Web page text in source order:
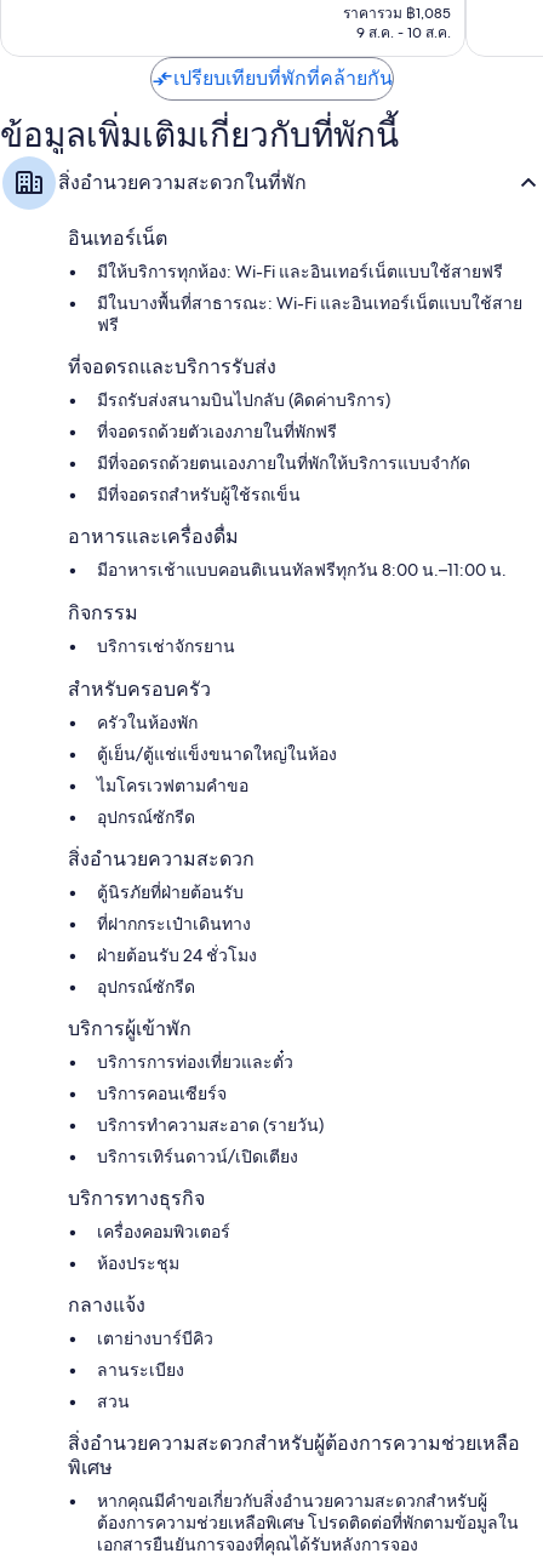
รีวิว
ปัจจุบัน
คือ
ราคารวม ฿1,085
9 ส.ค. - 10 ส.ค.
รีวิว
เปรียบเทียบที่พักที่คล้ายกัน
ข้อมูลเพิ่มเติมเกี่ยวกับที่พักนี้
สิ่งอำนวยความสะดวกในที่พัก
อินเทอร์เน็ต
มีให้บริการทุกห้อง: Wi-Fi และอินเทอร์เน็ตแบบใช้สายฟรี
มีในบางพื้นที่สาธารณะ: Wi-Fi และอินเทอร์เน็ตแบบใช้สาย
ฟรี
ที่จอดรถและบริการรับส่ง
มีรถรับส่งสนามบินไปกลับ (คิดค่าบริการ)
ที่จอดรถด้วยตัวเองภายในที่พักฟรี
มีที่จอดรถด้วยตนเองภายในที่พักให้บริการแบบจำกัด
มีที่จอดรถสำหรับผู้ใช้รถเข็น
อาหารและเครื่องดื่ม
มีอาหารเช้าแบบคอนติเนนทัลฟรีทุกวัน 8:00 น.–11:00 น.
กิจกรรม
บริการเช่าจักรยาน
สำหรับครอบครัว
ครัวในห้องพัก
ตู้เย็น/ตู้แช่แข็งขนาดใหญ่ในห้อง
ไมโครเวฟตามคำขอ
อุปกรณ์ซักรีด
สิ่งอำนวยความสะดวก
ตู้นิรภัยที่ฝ่ายต้อนรับ
ที่ฝากกระเป๋าเดินทาง
ฝ่ายต้อนรับ 24 ชั่วโมง
อุปกรณ์ซักรีด
บริการผู้เข้าพัก
บริการการท่องเที่ยวและตั๋ว
บริการคอนเซียร์จ
บริการทำความสะอาด (รายวัน)
บริการเทิร์นดาวน์/เปิดเตียง
บริการทางธุรกิจ
เครื่องคอมพิวเตอร์
ห้องประชุม
กลางแจ้ง
เตาย่างบาร์บีคิว
ลานระเบียง
สวน
สิ่งอำนวยความสะดวกสำหรับผู้ต้องการความช่วยเหลือ
พิเศษ
หากคุณมีคำขอเกี่ยวกับสิ่งอำนวยความสะดวกสำหรับผู้
ต้องการความช่วยเหลือพิเศษ โปรดติดต่อที่พักตามข้อมูลใน
เอกสารยืนยันการจองที่คุณได้รับหลังการจอง